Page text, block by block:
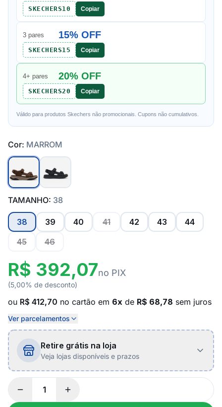
SKECHERS10 Copiar
3 pares 15% OFF
SKECHERS15 Copiar
4+ pares 20% OFF
SKECHERS20 Copiar
Válido para produtos Skechers não promocionais. Cupons não cumulativos.
Cor: MARROM
TAMANHO: 38
38 39 40 41 42 43
44
45
46
R$ 392,07no PIX
(5,00% de desconto)
ou R$ 412,70 no cartão em 6x de R$ 68,78 sem juros
Ver parcelamentos
Retire grátis na loja
Veja lojas disponíveis e prazos